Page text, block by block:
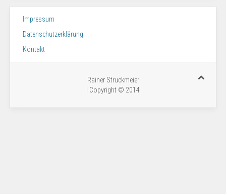
Impressum
Datenschutzerklärung
Kontakt
Rainer Struckmeier
| Copyright © 2014